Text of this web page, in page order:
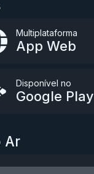
Multiplataforma
App Web
Disponível no
Google Play
Ar